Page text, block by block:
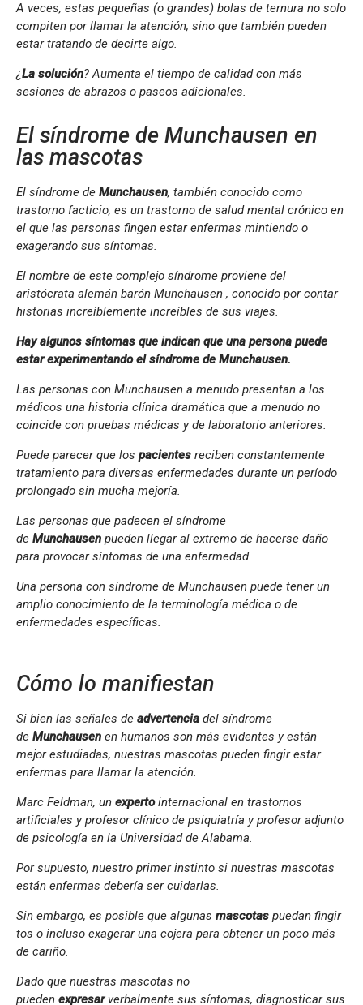
A veces, estas pequeñas (o grandes) bolas de ternura no solo
compiten por llamar la atención, sino que también pueden
estar tratando de decirte algo.
¿La solución? Aumenta el tiempo de calidad con más
sesiones de abrazos o paseos adicionales.
El síndrome de Munchausen en
las mascotas
El síndrome de Munchausen, también conocido como
trastorno facticio, es un trastorno de salud mental crónico en
el que las personas fingen estar enfermas mintiendo o
exagerando sus síntomas.
El nombre de este complejo síndrome proviene del
aristócrata alemán barón Munchausen , conocido por contar
historias increíblemente increíbles de sus viajes.
Hay algunos síntomas que indican que una persona puede
estar experimentando el síndrome de Munchausen.
Las personas con Munchausen a menudo presentan a los
médicos una historia clínica dramática que a menudo no
coincide con pruebas médicas y de laboratorio anteriores.
Puede parecer que los pacientes reciben constantemente
tratamiento para diversas enfermedades durante un período
prolongado sin mucha mejoría.
Las personas que padecen el síndrome
de Munchausen pueden llegar al extremo de hacerse daño
para provocar síntomas de una enfermedad.
Una persona con síndrome de Munchausen puede tener un
amplio conocimiento de la terminología médica o de
enfermedades específicas.
Cómo lo manifiestan
Si bien las señales de advertencia del síndrome
de Munchausen en humanos son más evidentes y están
mejor estudiadas, nuestras mascotas pueden fingir estar
enfermas para llamar la atención.
Marc Feldman, un expertointernacional en trastornos
artificiales y profesor clínico de psiquiatría y profesor adjunto
de psicología en la Universidad de Alabama.
Por supuesto, nuestro primer instinto si nuestras mascotas
están enfermas debería ser cuidarlas.
Sin embargo, es posible que algunas mascotas puedan fingir
tos o incluso exagerar una cojera para obtener un poco más
de cariño.
Dado que nuestras mascotas no
pueden expresarverbalmente sus síntomas, diagnosticar sus